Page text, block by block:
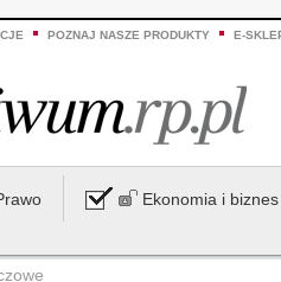
POZNAJ NASZE PRODUKTY E-
Ekonomia i biznes